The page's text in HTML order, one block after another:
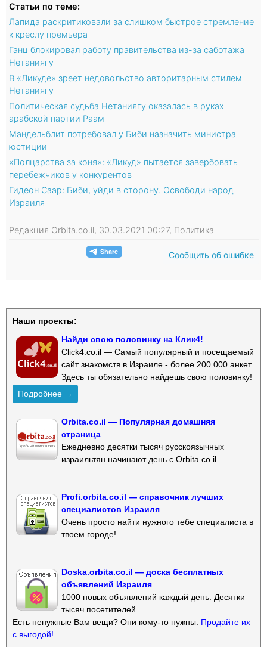
Статьи по теме:
Лапида раскритиковали за слишком быстрое стремление
к креслу премьера
Ганц блокировал работу правительства из-за саботажа
Нетаниягу
В «Ликуде» зреет недовольство авторитарным стилем
Нетаниягу
Политическая судьба Нетаниягу оказалась в руках
арабской партии Раам
Мандельблит потребовал у Биби назначить министра
юстиции
«Полцарства за коня»: «Ликуд» пытается завербовать
перебежчиков у конкурентов
Гидеон Саар: Биби, уйди в сторону. Освободи народ
Израиля
Редакция Orbita.co.il, 30.03.2021 00:27, Политика
Сообщить об ошибке
Наши проекты:
Найди свою половинку на Клик4!
Click4.co.il — Самый популярный и посещаемый
сайт знакомств в Израиле - более 200 000 анкет.
Здесь ты обязательно найдешь свою половинку!
Подробнее →
Orbita.co.il — Популярная домашняя
страница
Ежедневно десятки тысяч русскоязычных
израильтян начинают день с Orbita.co.il
Profi.orbita.co.il — справочник лучших
специалистов Израиля
Очень просто найти нужного тебе специалиста в
твоем городе!
Doska.orbita.co.il — доска бесплатных
объявлений Израиля
1000 новых объявлений каждый день. Десятки
тысяч посетителей.
Есть ненужные Вам вещи? Они кому-то нужны. Продайте их
с выгодой!